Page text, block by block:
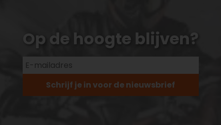
Op de hoogte blijven?
Schrijf je in voor de nieuwsbrief